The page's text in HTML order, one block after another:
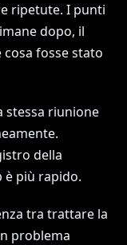
ripetute. I punti
dopo, il
fosse stato
stessa riunione
della
è più rapido.
tra trattare la
problema